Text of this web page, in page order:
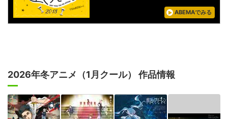
ABEMAでみる
2026年冬アニメ（1月クール） 作品情報